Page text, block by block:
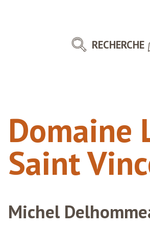
RECHERCHE
Domaine
Saint
Michel